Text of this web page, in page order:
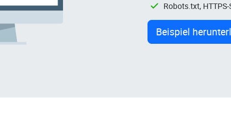
Robots.txt,
Beispiel